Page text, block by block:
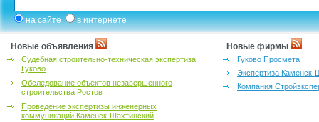
на сайте в интернете
Новые объявления
Судебная строительно-техническая экспертиза
Гуково
Обследование объектов незавершенного
строительства Ростов
Проведение экспертизы инженерных
коммуникаций Каменск-Шахтинский
Новые фирмы
Гуково Просмета
Экспертиза Каменск-
Компания